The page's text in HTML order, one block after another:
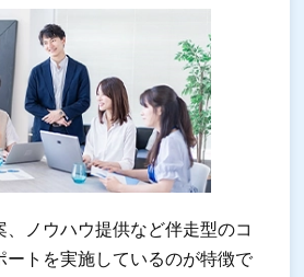
、ノウハウ提供など伴走型のコ
ートを実施しているのが特徴で